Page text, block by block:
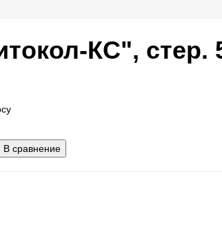
КС", стер.
В сравнение